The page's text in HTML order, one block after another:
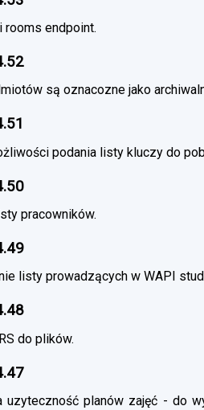
rooms endpoint.
są oznacozne jako
podania listy kluczy do
pracowników.
listy prowadzących w WAPI
do plików.
uzyteczność planów zajęć - do